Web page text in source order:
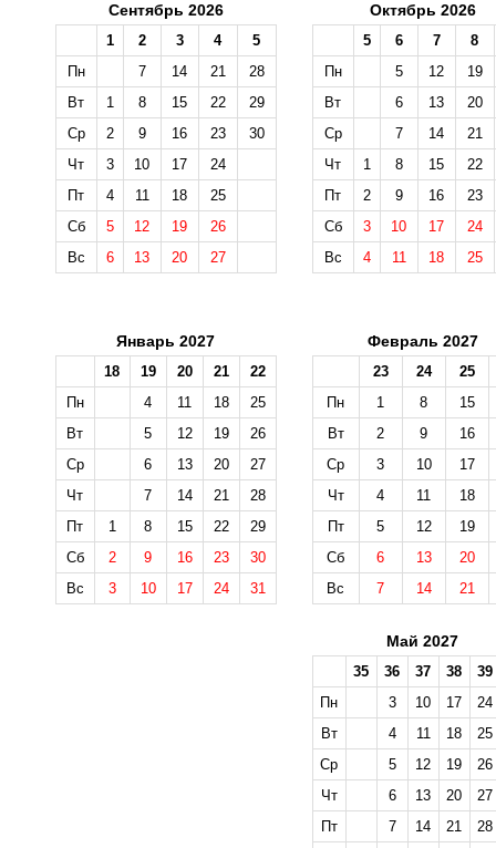
Сентябрь 2026
1 2 3 4
5
Пн
7 14 21
28
Вт
1 8 15 22
29
Ср
2 9 16 23
30
Чт
3 10 17
24
Пт
4 11 18
25
Сб
5 12 19
26
Вс
6 13 20 27
Октябрь 2026
5 6 7
8
Пн
5 12
19
Вт
6 13
20
Ср
7 14
21
Чт
1 8 15
22
Пт
2 9 16
23
Сб
3 10 17
24
Вс
4 11 18 25
Январь 2027
18 19 20 21
22
Пн
4 11 18
25
Вт
5 12 19
26
Ср
6 13 20
27
Чт
7 14 21
28
Пт
1 8 15 22
29
Сб
2 9 16 23
30
Вс
3 10 17 24 31
Февраль 2027
23 24
25
Пн
1 8
15
Вт
2 9
16
Ср
3 10
17
Чт
4 11
18
Пт
5 12
19
Сб
6 13
20
Вс
7 14 21
Май 2027
35 36 37 38
39
Пн
3 10 17
24
Вт
4 11 18
25
Ср
5 12 19
26
Чт
6 13 20
27
Пт
7 14 21
28